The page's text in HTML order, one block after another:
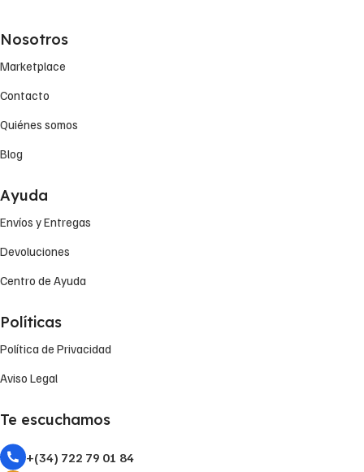
Nosotros
Marketplace
Contacto
Quiénes somos
Blog
Ayuda
Envíos y Entregas
Devoluciones
Centro de Ayuda
Políticas
Política de Privacidad
Aviso Legal
Te escuchamos
+(34) 722 79 01 84